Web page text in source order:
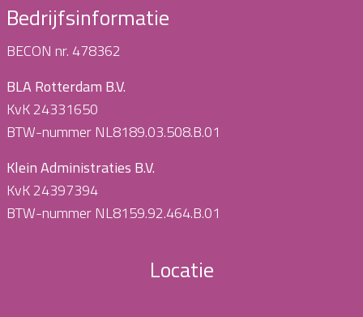
Bedrijfsinformatie
BECON nr. 478362
BLA Rotterdam B.V.
KvK 24331650
BTW-nummer NL8189.03.508.B.01
Klein Administraties B.V.
KvK 24397394
BTW-nummer NL8159.92.464.B.01
Locatie